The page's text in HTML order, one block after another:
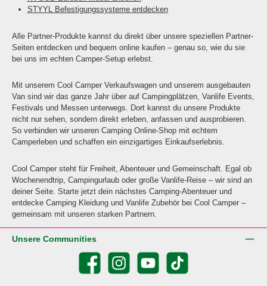
STYYL Befestigungssysteme entdecken
Alle Partner-Produkte kannst du direkt über unsere speziellen Partner-
Seiten entdecken und bequem online kaufen – genau so, wie du sie
bei uns im echten Camper-Setup erlebst.
Mit unserem Cool Camper Verkaufswagen und unserem ausgebauten
Van sind wir das ganze Jahr über auf Campingplätzen, Vanlife Events,
Festivals und Messen unterwegs. Dort kannst du unsere Produkte
nicht nur sehen, sondern direkt erleben, anfassen und ausprobieren.
So verbinden wir unseren Camping Online-Shop mit echtem
Camperleben und schaffen ein einzigartiges Einkaufserlebnis.
Cool Camper steht für Freiheit, Abenteuer und Gemeinschaft. Egal ob
Wochenendtrip, Campingurlaub oder große Vanlife-Reise – wir sind an
deiner Seite. Starte jetzt dein nächstes Camping-Abenteuer und
entdecke Camping Kleidung und Vanlife Zubehör bei Cool Camper –
gemeinsam mit unseren starken Partnern.
Unsere Communities
Facebook Instagram YouTube TikTok